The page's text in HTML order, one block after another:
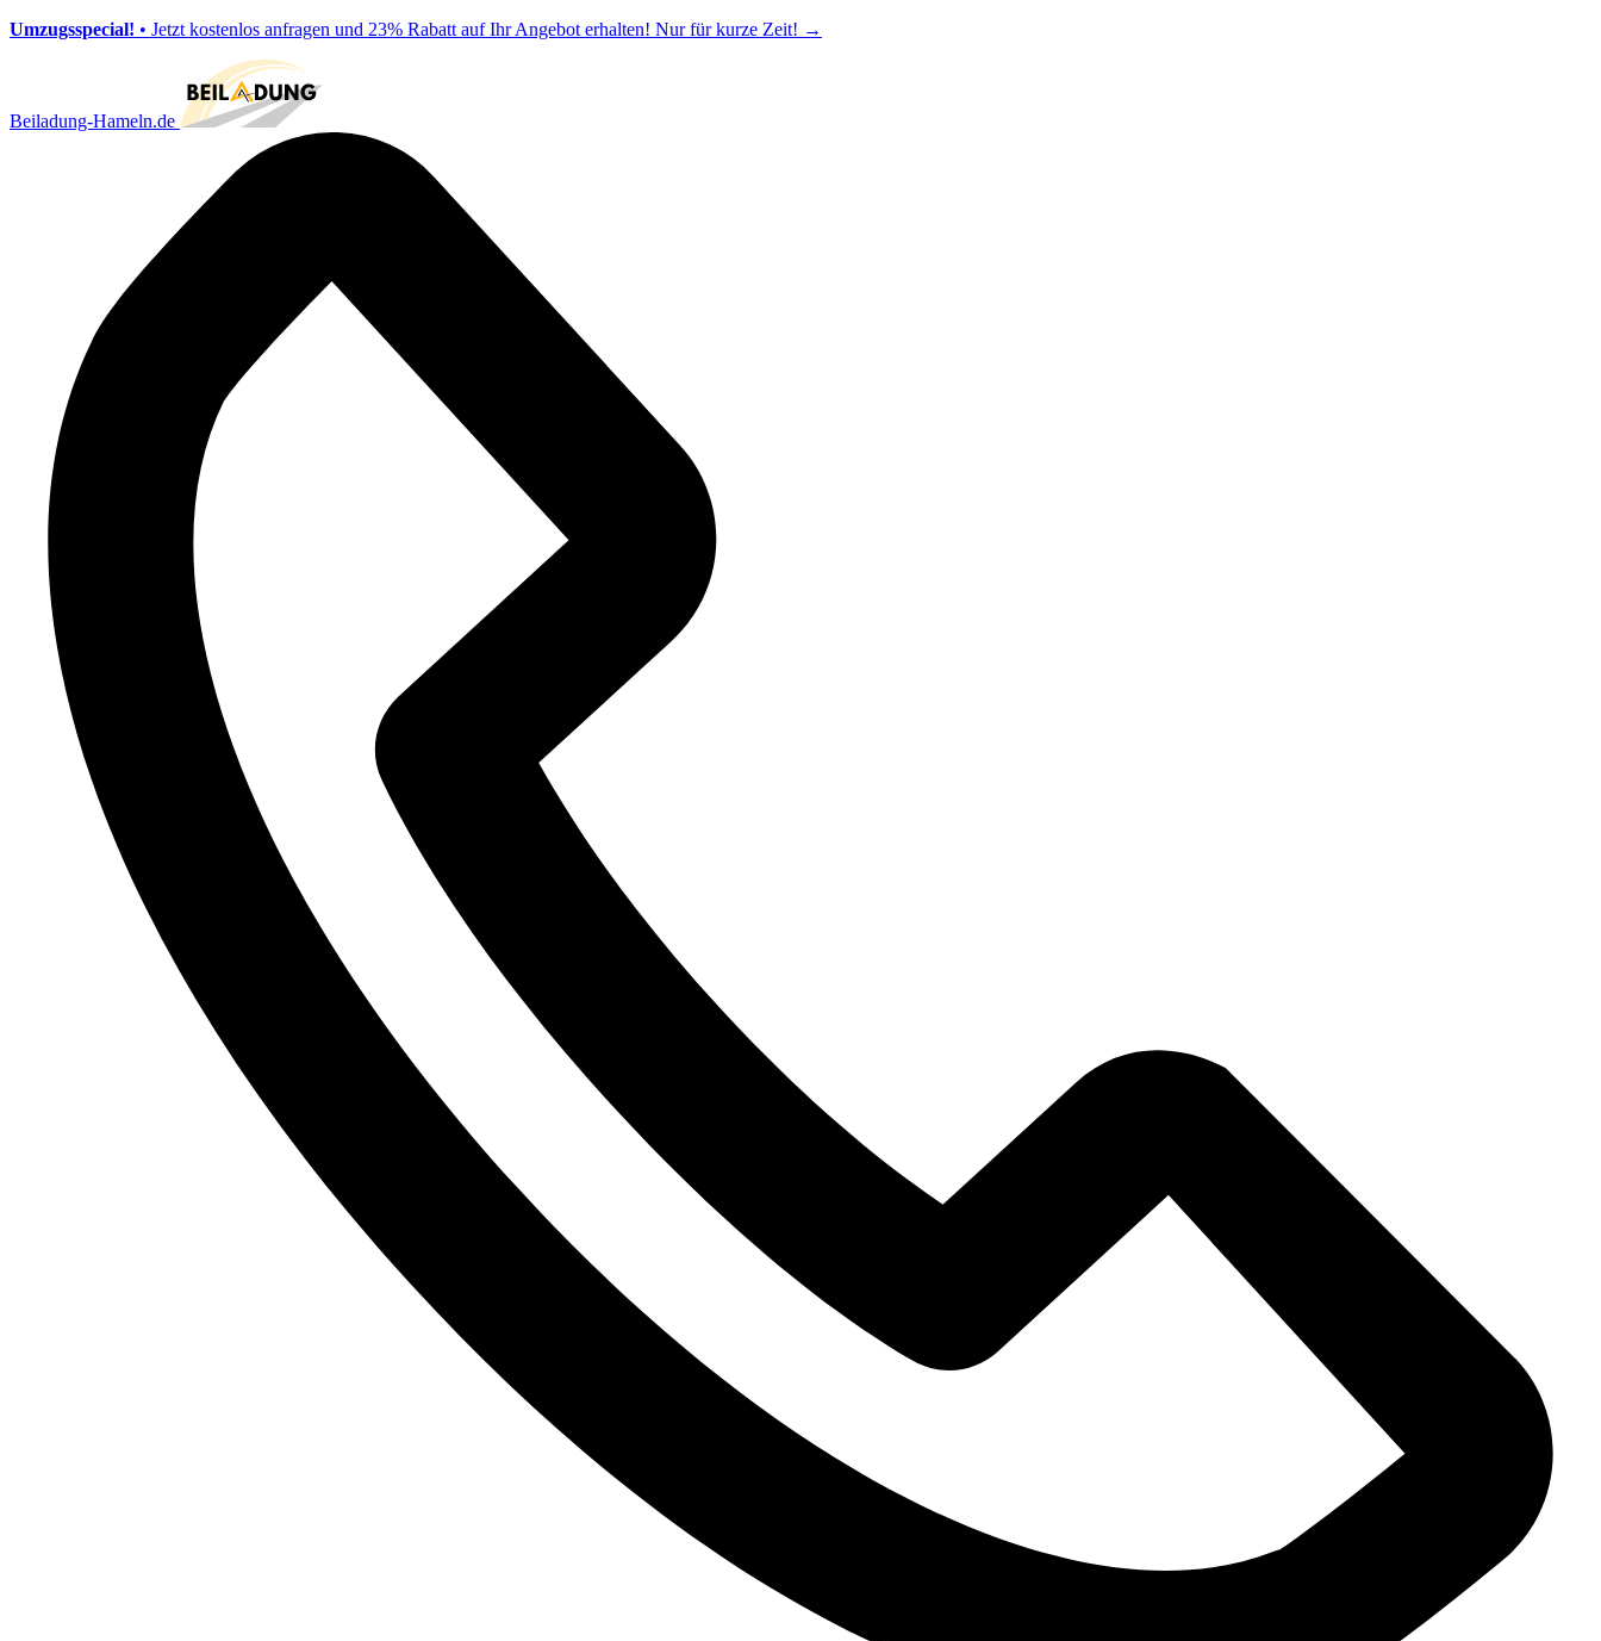
Umzugsspecial! • Jetzt kostenlos anfragen und 23% Rabatt auf Ihr Angebot erhalten! Nur für kurze Zeit! →
Beiladung-Hameln.de